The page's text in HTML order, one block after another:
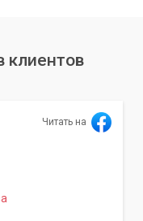
клиентов
Читать на